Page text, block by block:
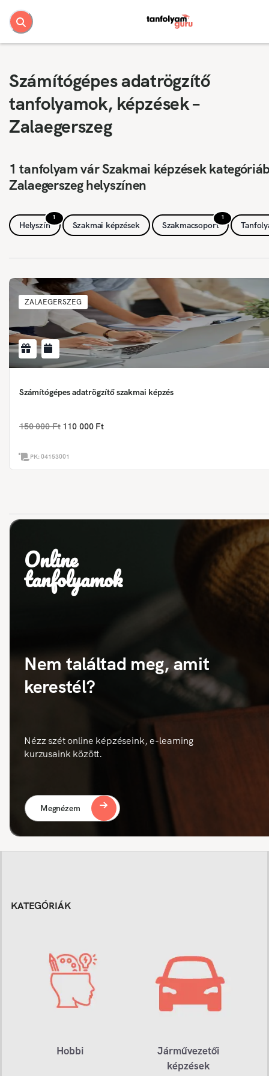
Számítógépes adatrögzítő
tanfolyamok, képzések –
Zalaegerszeg
1 tanfolyam vár Szakmai képzések
Zalaegerszeg helyszínen
1
Helyszín Szakmai képzések
1
Szakmacsoport
ZALAEGERSZEG
Számítógépes adatrögzítő szakmai képzés
150 000 Ft 110 000 Ft
PK:04153001
Online
tanfolyamok
Nem találtad meg, amit
kerestél?
Nézz szét online képzéseink, e-learning
kurzusaink között.
Megnézem
KATEGÓRIÁK
Hobbi
Járművezetői
képzések